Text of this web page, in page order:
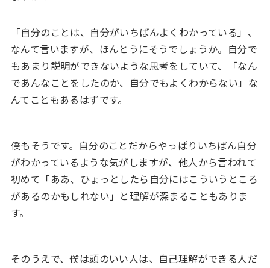
「自分のことは、自分がいちばんよくわかっている」、
なんて言いますが、ほんとうにそうでしょうか。自分で
もあまり説明ができないような思考をしていて、「なん
であんなことをしたのか、自分でもよくわからない」な
んてこともあるはずです。
僕もそうです。自分のことだからやっぱりいちばん自分
がわかっているような気がしますが、他人から言われて
初めて「ああ、ひょっとしたら自分にはこういうところ
があるのかもしれない」と理解が深まることもありま
す。
そのうえで、僕は頭のいい人は、自己理解ができる人だ